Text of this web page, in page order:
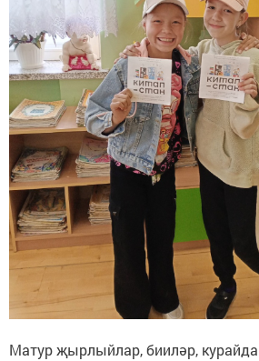
Матур җырлыйлар, бииләр,